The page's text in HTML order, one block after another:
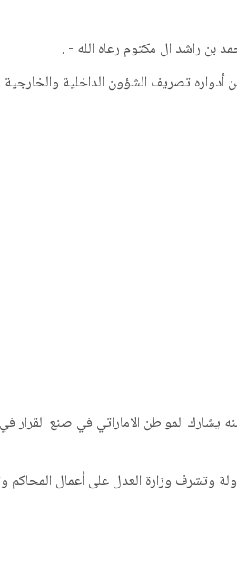
بن راشد ال مكتوم رعاه الله - .
تصريف الشؤون الداخلية والخارجية
وتشرف وزارة العدل على أعمال المحاكم